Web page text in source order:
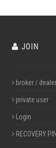
JOIN
broker / dealer
private user
Login
RECOVERY PIN